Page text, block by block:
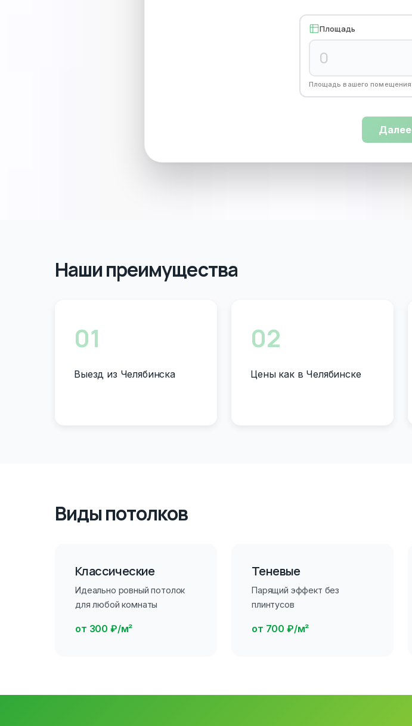
Площадь
Площадь вашего помещения
Далее
Наши преимущества
01
Выезд из Челябинска
02
Цены как в Челябинске
Виды потолков
Классические
Идеально ровный потолок
для любой комнаты
от 300 ₽/м²
Теневые
Парящий эффект без
плинтусов
от 700 ₽/м²